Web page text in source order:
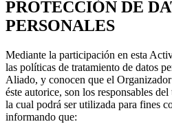
PROTECCIÓN DE
PERSONALES
Mediante la participación en esta
las políticas de tratamiento de datos
Aliado, y conocen que el
éste autorice, son los responsables
la cual podrá ser utilizada para fines
informando que: